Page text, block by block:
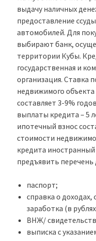
выдачу наличных
предоставление
автомобилей. Для
выбирают банк,
территории Кубы.
государственная и
организация. Ставка
недвижимого
составляет 3-9%
выплаты кредита – 5
ипотечный взнос
стоимости
кредита
предъявить перечень
паспорт;
справка о доходах,
заработка (в
ВНЖ/
выписка с